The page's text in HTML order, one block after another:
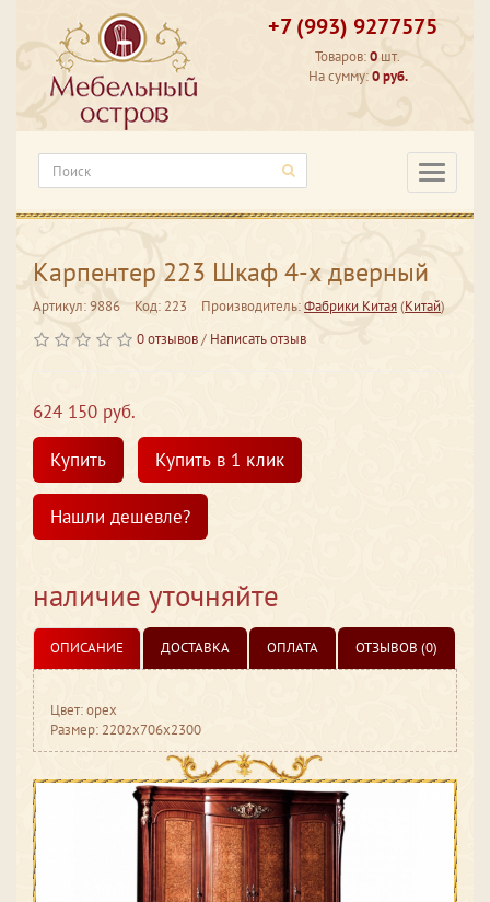
+7 (993) 9277575
Товаров:0 шт.
На сумму:0 руб.
Карпентер 223 Шкаф 4-х дверный
Артикул: 9886 Код: 223 Производитель:Фабрики Китая(Китай)
0 отзывов/ Написать отзыв
624 150 руб.
Купить
Купить в 1 клик
Нашли дешевле?
наличие уточняйте
ОПИСАНИЕ ДОСТАВКА ОПЛАТА ОТЗЫВОВ (0)
Цвет: орех
Размер: 2202x706x2300